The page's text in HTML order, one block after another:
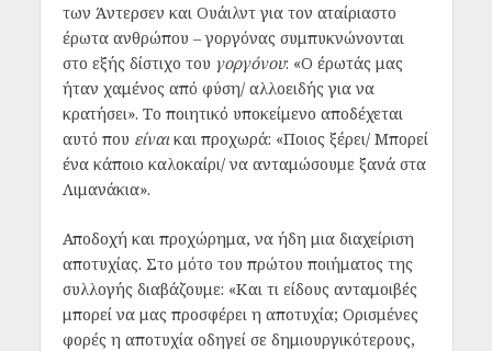
των Άντερσεν και Ουάιλντ για τον αταίριαστο
έρωτα ανθρώπου – γοργόνας συμπυκνώνονται
στο εξής δίστιχο του γοργόνου: «Ο έρωτάς μας
ήταν χαμένος από φύση/ αλλοειδής για να
κρατήσει». Το ποιητικό υποκείμενο αποδέχεται
αυτό που είναικαι προχωρά: «Ποιος ξέρει/ Μπορεί
ένα κάποιο καλοκαίρι/ να ανταμώσουμε ξανά στα
Λιμανάκια».
Αποδοχή και προχώρημα, να ήδη μια διαχείριση
αποτυχίας. Στο μότο του πρώτου ποιήματος της
συλλογής διαβάζουμε: «Και τι είδους ανταμοιβές
μπορεί να μας προσφέρει η αποτυχία; Ορισμένες
φορές η αποτυχία οδηγεί σε δημιουργικότερους,